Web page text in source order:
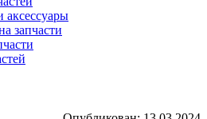
аксессуары
запчасти